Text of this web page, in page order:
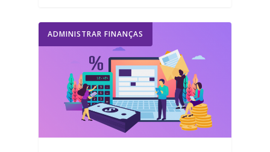
ADMINISTRAR FINANÇAS